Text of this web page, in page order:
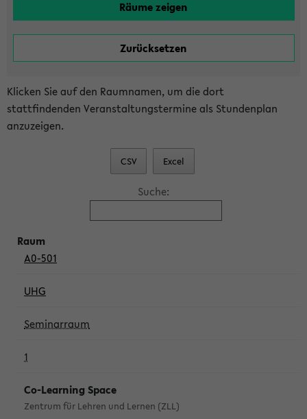
Klicken Sie auf den Raumnamen, um die dort
stattfindenden Veranstaltungstermine als Stundenplan
anzuzeigen.
CSV Excel
Suche:
A0-501
UHG
Seminarraum
1
Co-Learning Space
Zentrum für Lehren und Lernen (ZLL)